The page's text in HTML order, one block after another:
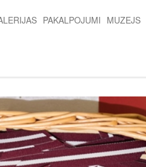
PAKALPOJUMI MUZEJS